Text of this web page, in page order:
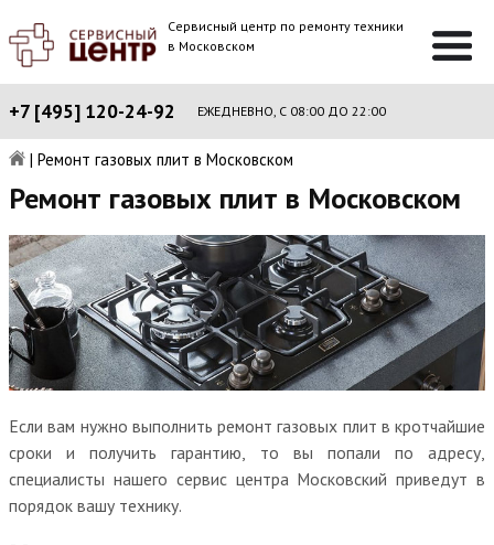
Сервисный центр по ремонту техники
в Московском
+7 [495] 120-24-92 ЕЖЕДНЕВНО, С 08:00 ДО 22:00
| Ремонт газовых плит в Московском
Ремонт газовых плит в Московском
Если вам нужно выполнить ремонт газовых плит в кротчайшие
сроки и получить гарантию, то вы попали по адресу,
специалисты нашего сервис центра Московский приведут в
порядок вашу технику.